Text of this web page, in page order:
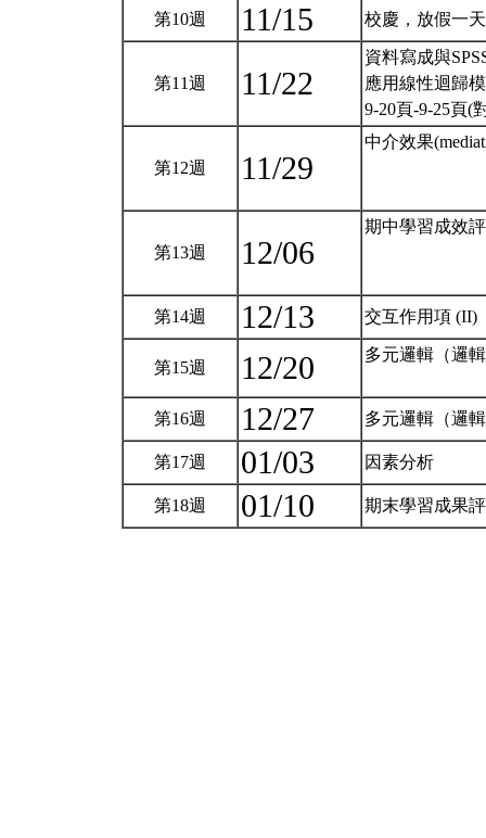
第10週 11/15 校慶，放假一
第11週 11/22
資料寫成與
應用線性迴歸
9-20頁-9-25頁(
第12週 11/29
中介效果
第13週 12/06
期中學習成效
第14週 12/13 交互作用項 (II)
第15週 12/20 多元邏輯（邏
第16週 12/27 多元邏輯（邏
第17週 01/03 因素分析
第18週 01/10 期末學習成果